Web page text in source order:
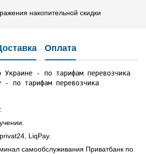
накопительной скидки
Оплата
Украине - по тарифам перевозчика
- по тарифам перевозчика
LiqPay.
самообслуживания Приватбанк по